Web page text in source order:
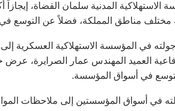
الاستهلاكية المدنية سلمان القضاة،
مختلف مناطق المملكة، فضلاً عن التوسع
في المؤسسة الاستهلاكية العسكرية
العميد المهندس عمار الصرايرة،
في أسواق المؤسسة.
في أسواق المؤسستين إلى ملاحظات